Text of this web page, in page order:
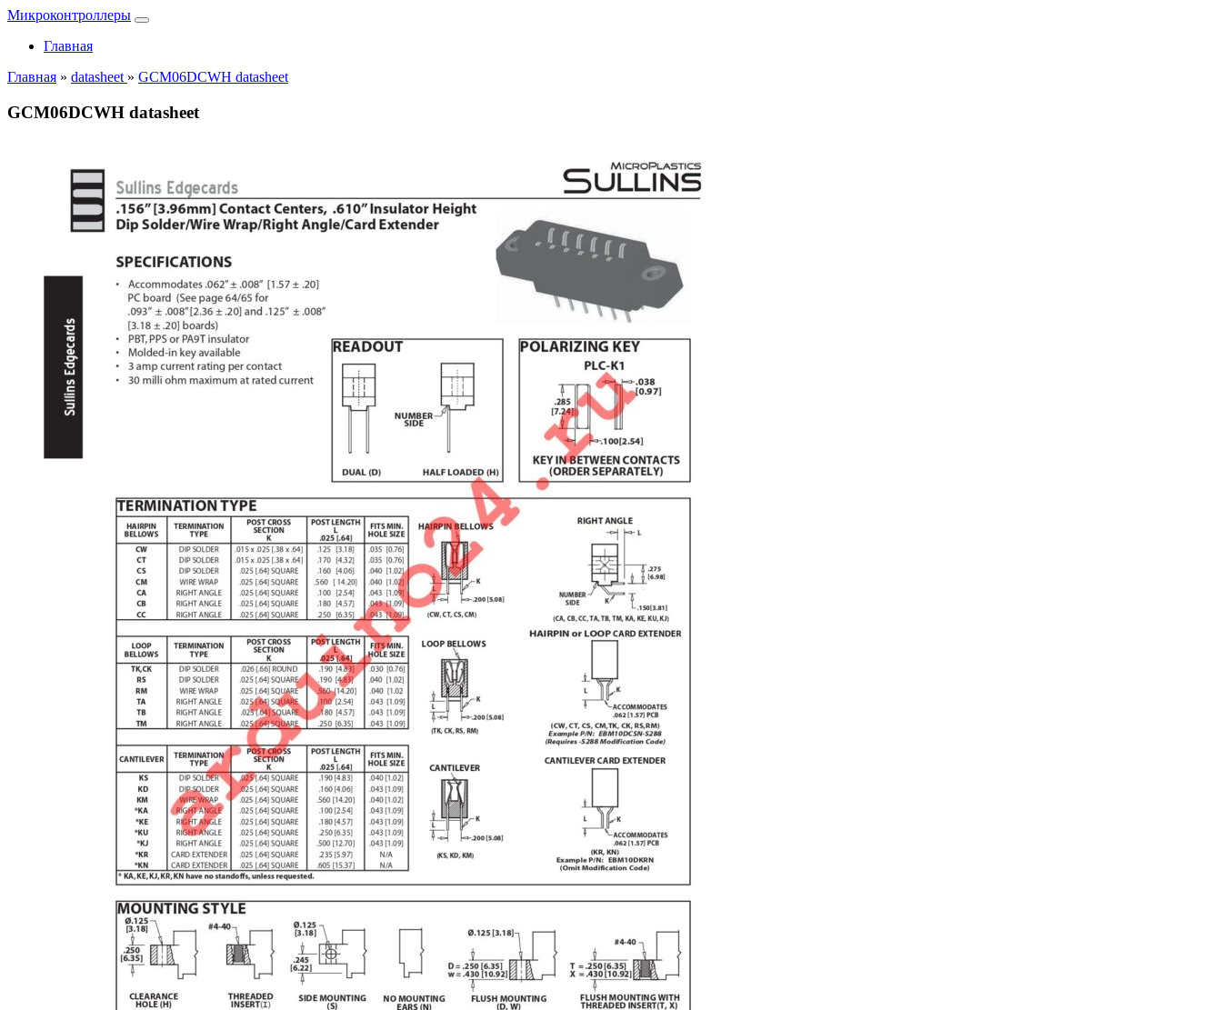
Микроконтроллеры
Главная
Главная » datasheet » GCM06DCWH datasheet
GCM06DCWH datasheet